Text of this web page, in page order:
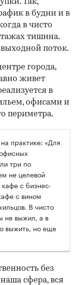
Так,
в будни и в
в чисто
тишина.
поток.
города,
живет
в
офисами и
периметра.
практике: «Для
три по
не целевой
кафе с бизнес-
с вином
В чисто
не выжил, а в
выжить, но еще
без
сфера, вся